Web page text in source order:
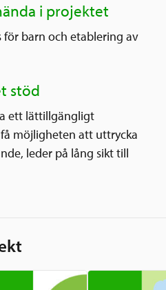
i projektet
för barn och etablering av
stöd
ett lättillgängligt
möjligheten att uttrycka
leder på lång sikt till